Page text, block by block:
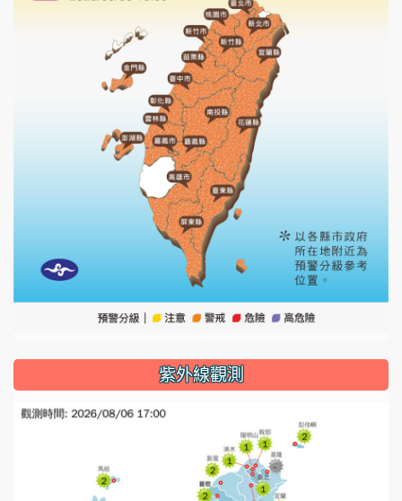
紫外線觀測